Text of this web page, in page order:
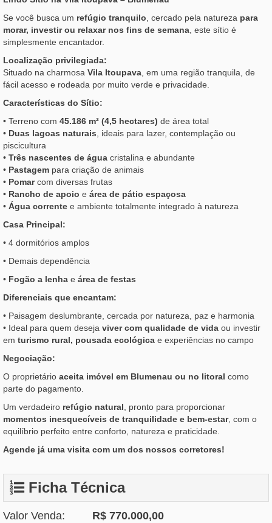
Se você busca um refúgio tranquilo , cercado pela natureza para
morar, investir ou relaxar nos fins de semana , este sítio é
simplesmente encantador.
Localização privilegiada:
Situado na charmosa Vila Itoupava , em uma região tranquila, de
fácil acesso e rodeada por muito verde e privacidade.
Características do Sítio:
• Terreno com 45.186 m² (4,5 hectares) de área total
• Duas lagoas naturais , ideais para lazer, contemplação ou
piscicultura
• Três nascentes de água cristalina e abundante
• Pastagem para criação de animais
• Pomarcom diversas frutas
• Rancho de apoio e área de pátio espaçosa
• Água corrente e ambiente totalmente integrado à natureza
Casa Principal:
• 4 dormitórios amplos
• Demais dependência
• Fogão a lenha e área de festas
Diferenciais que encantam:
• Paisagem deslumbrante, cercada por natureza, paz e harmonia
• Ideal para quem deseja viver com qualidade de vida ou investir
em turismo rural, pousada ecológica e experiências no campo
Negociação:
O proprietário aceita imóvel em Blumenau ou no litoral como
parte do pagamento.
Um verdadeiro refúgio natural , pronto para proporcionar
momentos inesquecíveis de tranquilidade e bem-estar, com o
equilíbrio perfeito entre conforto, natureza e praticidade.
Agende já uma visita com um dos nossos corretores!
Ficha Técnica
Valor Venda: R$ 770.000,00